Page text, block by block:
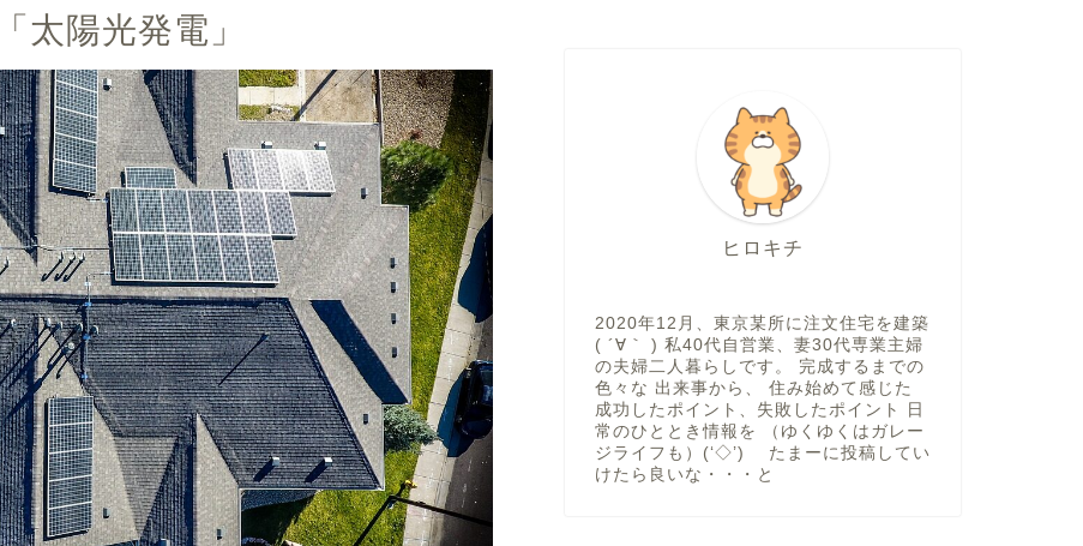
陽光発電」
ヒロキチ
2020年12月、東京某所に注文住宅を建築
( ´∀｀ ) 私40代自営業、妻30代専業主婦
の夫婦二人暮らしです。 完成するまでの
色々な 出来事から、 住み始めて感じた
成功したポイント、失敗したポイント 日
常のひととき情報を （ゆくゆくはガレー
ジライフも）(‘◇’)ゞ たまーに投稿してい
けたら良いな・・・と